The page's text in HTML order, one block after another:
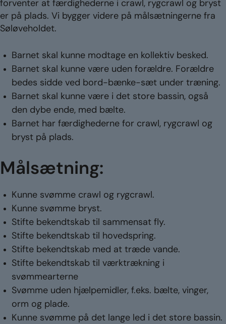
forventer at færdighederne i crawl, rygcrawl og bryst
er på plads. Vi bygger videre på målsætningerne fra
Søløveholdet.
Barnet skal kunne modtage en kollektiv besked.
Barnet skal kunne være uden forældre. Forældre
bedes sidde ved bord-bænke-sæt under træning.
Barnet skal kunne være i det store bassin, også
den dybe ende, med bælte.
Barnet har færdighederne for crawl, rygcrawl og
bryst på plads.
Målsætning:
Kunne svømme crawl og rygcrawl.
Kunne svømme bryst.
Stifte bekendtskab til sammensat fly.
Stifte bekendtskab til hovedspring.
Stifte bekendtskab med at træde vande.
Stifte bekendtskab til værktrækning i
svømmearterne
Svømme uden hjælpemidler, f.eks. bælte, vinger,
orm og plade.
Kunne svømme på det lange led i det store bassin.